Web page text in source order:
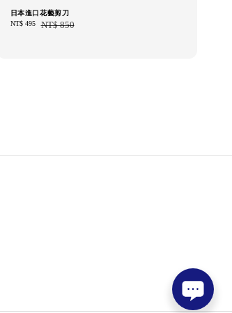
日本進口花藝剪刀
Sale
NT$ 495
Regular
NT$ 850